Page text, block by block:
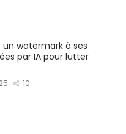
watermark à ses
par IA pour lutter
10